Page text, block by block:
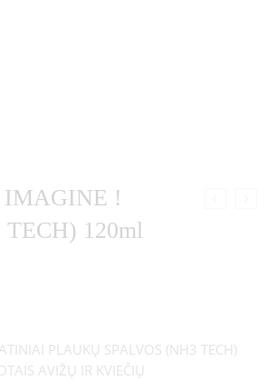
IMAGINE !
TECH) 120ml
PLAUKŲ SPALVOS (NH3 TECH)
AVIŽŲ IR KVIEČIŲ